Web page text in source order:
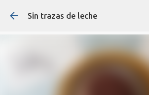
Ir al contenido principal
Sin trazas de leche